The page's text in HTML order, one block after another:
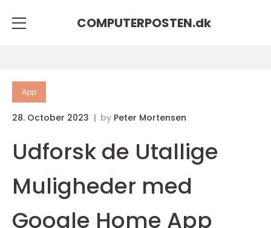
COMPUTERPOSTEN.dk
App
28. October 2023 by Peter Mortensen
Udforsk de Utallige
Muligheder med
Google Home App